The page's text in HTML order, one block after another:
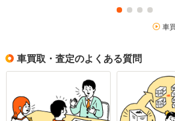
車
車買取・査定のよくある質問